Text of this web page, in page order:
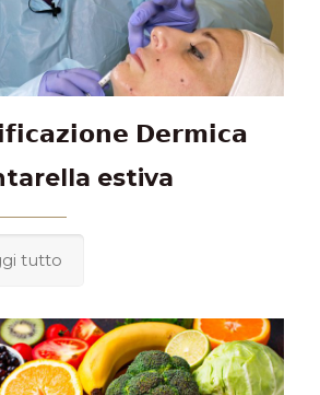
𝗗𝗲𝗿𝗺𝗶𝗰𝗮
estiva
tutto